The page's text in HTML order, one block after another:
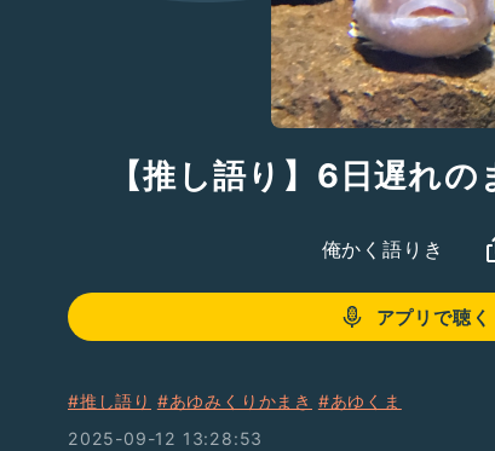
【推し語り】6日遅れ
俺かく語りき
アプリで聴く
#推し語り #あゆみくりかまき #あゆくま
2025-09-12 13:28:53